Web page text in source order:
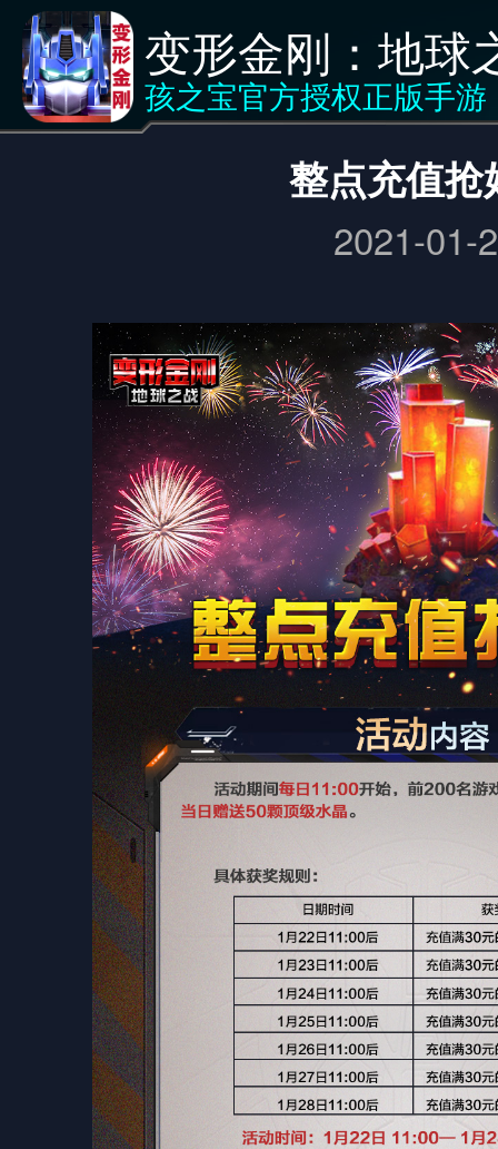
变形金刚：地球
孩之宝官方授权正版手游
<返回 新闻
整点充值抢
2021-01-